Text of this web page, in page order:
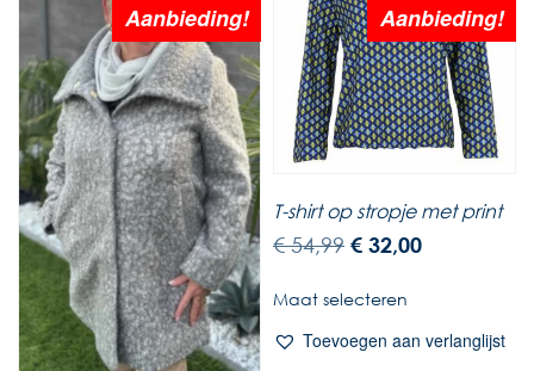
Aanbieding! Aanbieding!
T-shirt op stropje met print
€54,99 € 32,00
Maat selecteren
Toevoegen aan verlanglijst